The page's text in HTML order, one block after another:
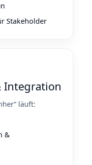
Stakeholder
läuft:
&